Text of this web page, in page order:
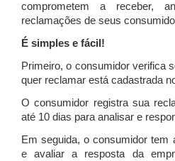
comprometem a receber,
reclamações de seus
É simples e fácil!
Primeiro, o consumidor verifica
quer reclamar está cadastrada
O consumidor registra sua
até 10 dias para analisar e
Em seguida, o consumidor tem
e avaliar a resposta da